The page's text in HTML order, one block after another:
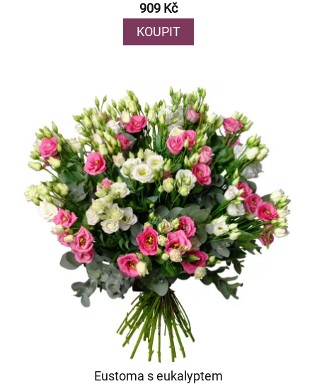
909 Kč
KOUPIT
Eustoma s eukalyptem